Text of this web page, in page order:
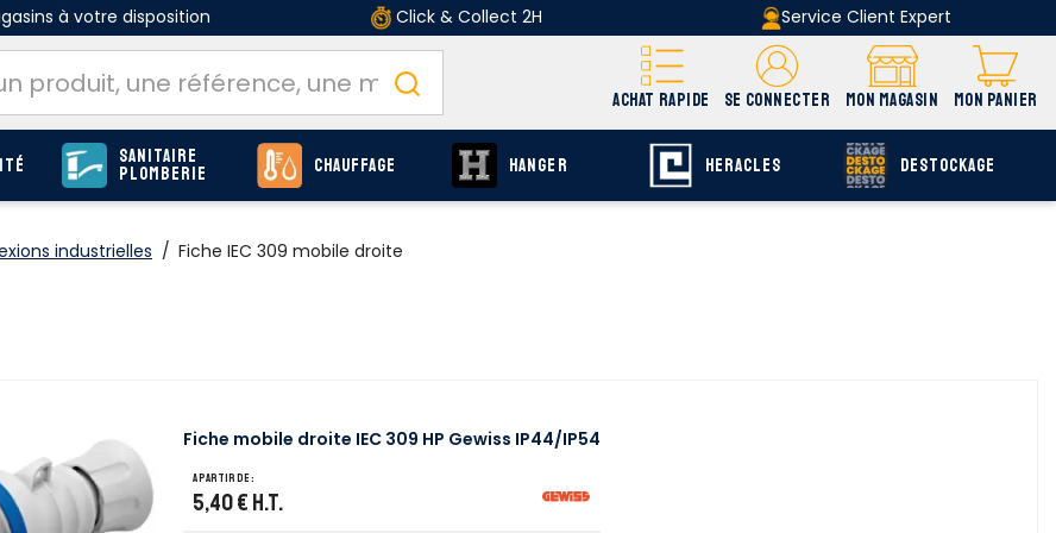
à votre disposition Click & Collect 2H Service Client Expert
ACHAT RAPIDE SE CONNECTER MON MAGASIN MON PANIER
Sanitaire
Plomberie Chauffage HANGER HERACLES DESTOCKAGE
industrielles / Fiche IEC 309 mobile droite
Fiche mobile droite IEC 309 HP Gewiss IP44/IP54
A partir de :
5,40 € H.T.